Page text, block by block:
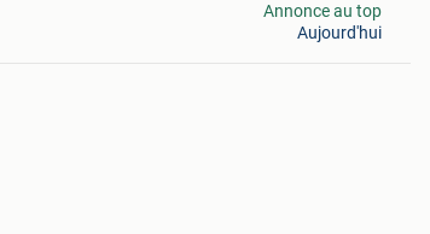
Annonce au top
Aujourd'hui